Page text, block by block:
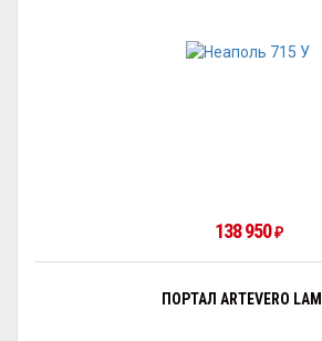
138 950₽
ПОРТАЛ ARTEVERO